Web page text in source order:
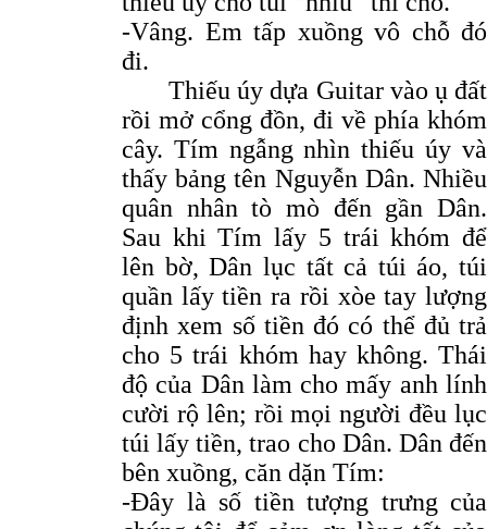
-Vâng. Em tấp xuồng vô chỗ đó
đi.
Thiếu úy dựa Guitar vào ụ đất
rồi mở cổng đồn, đi về phía khóm
cây. Tím ngẫng nhìn thiếu úy và
thấy bảng tên Nguyễn Dân. Nhiều
quân nhân tò mò đến gần Dân.
Sau khi Tím lấy 5 trái khóm để
lên bờ, Dân lục tất cả túi áo, túi
quần lấy tiền ra rồi xòe tay lượng
định xem số tiền đó có thể đủ trả
cho 5 trái khóm hay không. Thái
độ của Dân làm cho mấy anh lính
cười rộ lên; rồi mọi người đều lục
túi lấy tiền, trao cho Dân. Dân đến
bên xuồng, căn dặn Tím:
-Đây là số tiền tượng trưng của